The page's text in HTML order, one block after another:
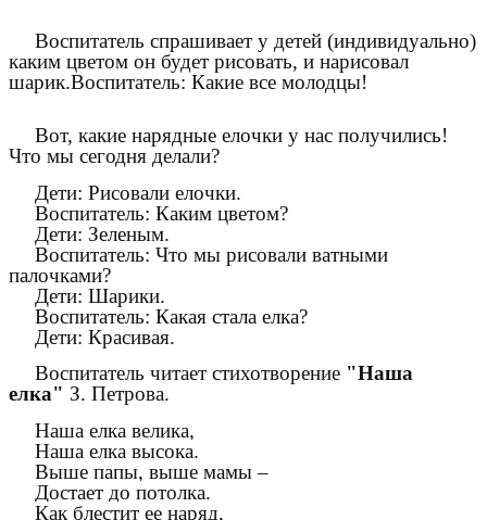
Воспитатель спрашивает у детей (индивидуально)
каким цветом он будет рисовать, и нарисовал
шарик.Воспитатель: Какие все молодцы!
Вот, какие нарядные елочки у нас получились!
Что мы сегодня делали?
Дети: Рисовали елочки.
Воспитатель: Каким цветом?
Дети: Зеленым.
Воспитатель: Что мы рисовали ватными
палочками?
Дети: Шарики.
Воспитатель: Какая стала елка?
Дети: Красивая.
Воспитатель читает стихотворение "Наша
елка" З. Петрова.
Наша елка велика,
Наша елка высока.
Выше папы, выше мамы –
Достает до потолка.
Как блестит ее наряд,